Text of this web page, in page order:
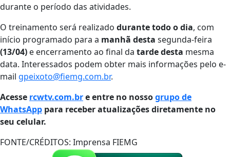
durante o período das atividades.
​O treinamento será realizado durante todo o dia, com
início programado para a manhã desta segunda-feira
(13/04) e encerramento ao final da tarde desta mesma
data. Interessados podem obter mais informações pelo e-
mail gpeixoto@fiemg.com.br.
Acesse rcwtv.com.bre entre no nossogrupo de
WhatsApp para receber atualizações diretamente no
seu celular.
FONTE/CRÉDITOS: Imprensa FIEMG